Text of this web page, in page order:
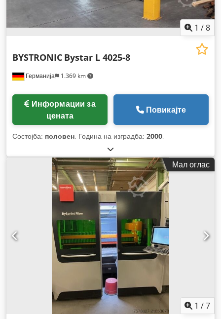
1 /8
Германија 1.369 km
BYSTRONIC Bystar L 4025-8
цената
Повикајте
Состојба: половен, Година на изградба: 2000,
Мал оглас
1 /7